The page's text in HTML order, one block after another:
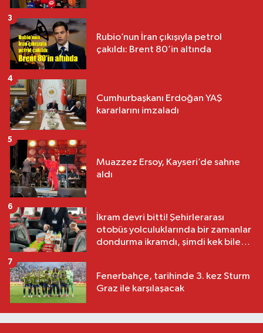
Rubio’nun İran çıkışıyla petrol
çakıldı: Brent 80’in altında
3
Cumhurbaşkanı Erdoğan YAŞ
kararlarını imzaladı
4
Muazzez Ersoy, Kayseri’de sahne
aldı
5
İkram devri bitti! Şehirlerarası
otobüs yolculuklarında bir zamanlar
dondurma ikramdı, şimdi kek bile
6
Fenerbahçe, tarihinde 3. kez Sturm
Graz ile karşılaşacak
7